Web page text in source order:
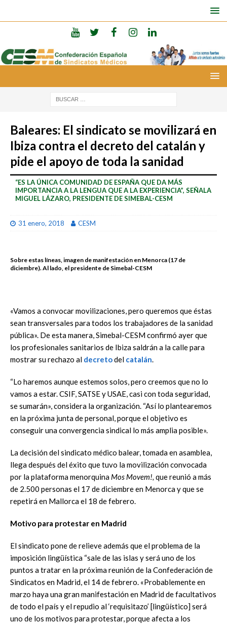
Baleares: El sindicato se movilizará en
Ibiza contra el decreto del catalán y
pide el apoyo de toda la sanidad
“ES LA ÚNICA COMUNIDAD DE ESPAÑA QUE DA MÁS
IMPORTANCIA A LA LENGUA QUE A LA EXPERIENCIA”, SEÑALA
MIGUEL LÁZARO, PRESIDENTE DE SIMEBAL-CESM
31 enero, 2018 CESM
Sobre estas líneas, imagen de manifestación en Menorca (17 de
diciembre). Al lado, el presidente de Simebal-CESM
«Vamos a convocar movilizaciones, pero queremos que éstas
sean transversales para todos los trabajadores de la sanidad
pública». De esta manera, Simebal-CESM confirmó ayer que
los profesionales sanitarios de Ibiza saldrán a la calle para
mostrar su rechazo al decretodel catalán.
“Lo haremos aunque estemos solos, pero creemos que no lo
vamos a estar. CSIF, SATSE y USAE, casi con toda seguridad,
se sumarán», considera la organización. “Así lo plantearemos
en la próxima junta de personal, porque el objetivo es
conseguir una convergencia sindical lo más amplia posible».
La decisión del sindicato médico balear, tomada en asamblea,
llega después del éxito que tuvo la movilización convocada
por la plataforma menorquina Mos Movem!, que reunió a más
de 2.500 personas el 17 de diciembre en Menorca y que se
repetirá en Mallorca el 18 de febrero.
Motivo para protestar en Madrid
El sindicato pone de relieve además que el problema de la
imposición lingüística “sale de las islas y será uno de los
puntos a tratar en la próxima reunión de la Confederación de
Sindicatos en Madrid, el 14 de febrero. «Probablemente en
marzo haya una gran manifestación en Madrid de facultativos
de todo el país y el repudio al ‘requisitazo’ [lingüístico] será
uno de los motivos para protestar, porque afecta a los